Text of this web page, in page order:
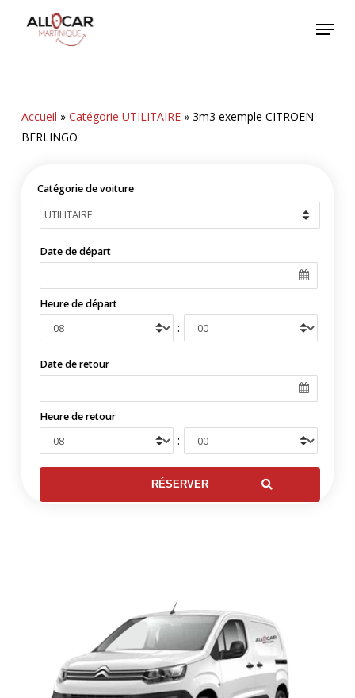
Menu
Accueil » Catégorie UTILITAIRE» 3m3 exemple CITROEN
BERLINGO
Catégorie de voiture
Date de départ
Heure de départ
:
Date de retour
Heure de retour
: